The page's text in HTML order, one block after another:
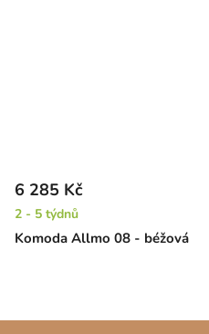
Komoda Allmo 08 - béžová
6 285 Kč
2 - 5 týdnů